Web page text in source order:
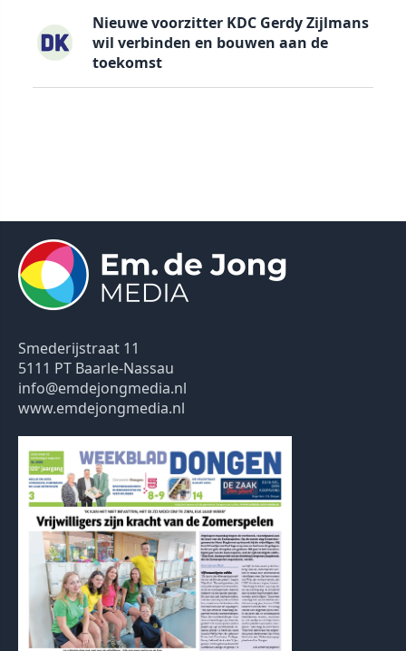
Nieuwe voorzitter KDC Gerdy Zijlmans
wil verbinden en bouwen aan de
toekomst
Smederijstraat 11
5111 PT Baarle-Nassau
info@emdejongmedia.nl
www.emdejongmedia.nl